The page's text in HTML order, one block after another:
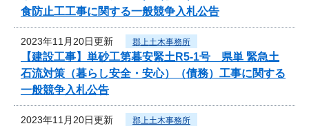
食防止工工事に関する一般競争入札公告
2023年11月20日更新 郡上土木事務所
【建設工事】単砂工第暮安緊土R5-1号 県単 緊急土
石流対策（暮らし安全・安心）（債務）工事に関する
一般競争入札公告
2023年11月20日更新 郡上土木事務所